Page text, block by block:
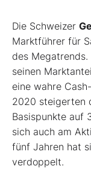
Die Schweizer
Marktführer für
des
seinen
eine wahre
2020 steigerten
Basispunkte auf
sich auch am
fünf Jahren hat
verdoppelt.